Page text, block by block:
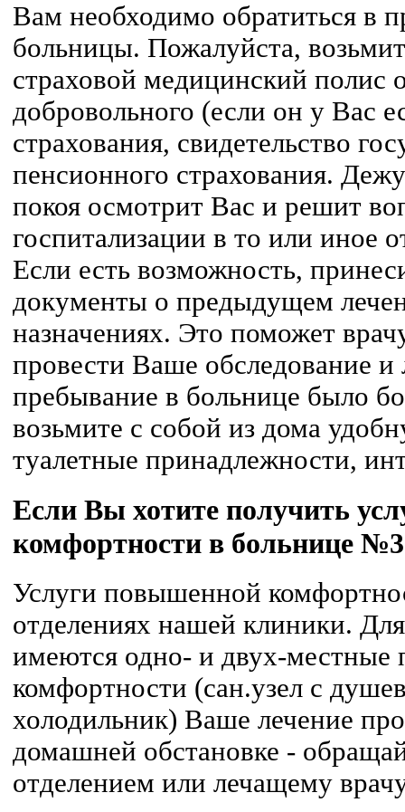
Вам необходимо обратиться в
больницы. Пожалуйста,
страховой медицинский полис
добровольного (если он у Вас
страхования, свидетельство
пенсионного страхования.
покоя осмотрит Вас и решит
госпитализации в то или иное
Если есть возможность,
документы о предыдущем
назначениях. Это поможет
провести Ваше обследование
пребывание в больнице было
возьмите с собой из дома
туалетные принадлежности,
Если Вы хотите получить
комфортности в больнице
Услуги повышенной
отделениях нашей клиники.
имеются одно- и двух-
комфортности (сан.узел с
холодильник) Ваше лечение
домашней обстановке -
отделением или лечащему